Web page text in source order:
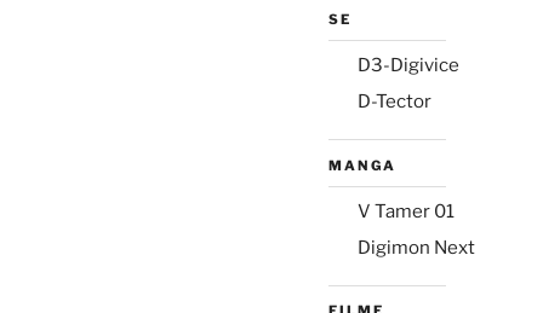
SE
D3-Digivice
D-Tector
MANGA
V Tamer 01
Digimon Next